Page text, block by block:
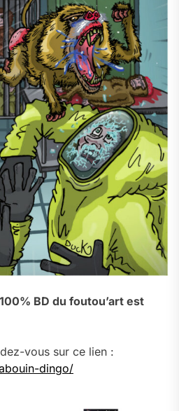
BD du foutou’art est
vous sur ce lien :
dingo/